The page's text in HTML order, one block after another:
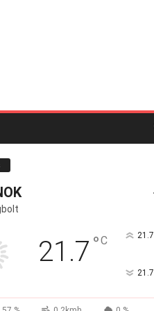
21.7 °C 21.7
21.7